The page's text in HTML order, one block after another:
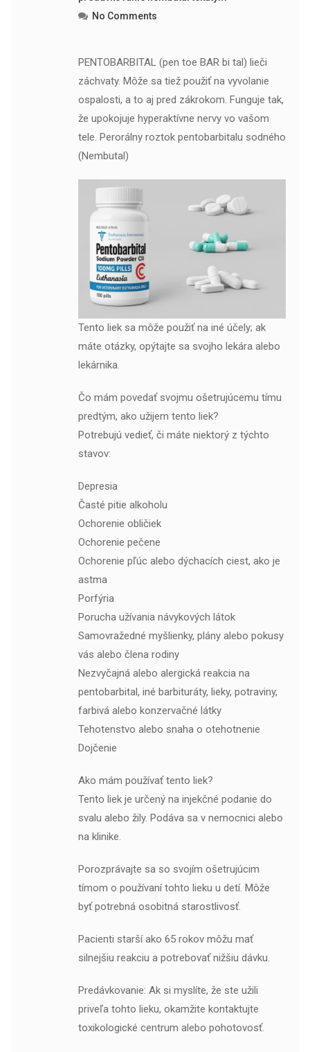
No Comments
PENTOBARBITAL (pen toe BAR bi tal) lieči
záchvaty. Môže sa tiež použiť na vyvolanie
ospalosti, a to aj pred zákrokom. Funguje tak,
že upokojuje hyperaktívne nervy vo vašom
tele. Perorálny roztok pentobarbitalu sodného
(Nembutal)
Tento liek sa môže použiť na iné účely; ak
máte otázky, opýtajte sa svojho lekára alebo
lekárnika.
Čo mám povedať svojmu ošetrujúcemu tímu
predtým, ako užijem tento liek?
Potrebujú vedieť, či máte niektorý z týchto
stavov:
Depresia
Časté pitie alkoholu
Ochorenie obličiek
Ochorenie pečene
Ochorenie pľúc alebo dýchacích ciest, ako je
astma
Porfýria
Porucha užívania návykových látok
Samovražedné myšlienky, plány alebo pokusy
vás alebo člena rodiny
Nezvyčajná alebo alergická reakcia na
pentobarbital, iné barbituráty, lieky, potraviny,
farbivá alebo konzervačné látky
Tehotenstvo alebo snaha o otehotnenie
Dojčenie
Ako mám používať tento liek?
Tento liek je určený na injekčné podanie do
svalu alebo žily. Podáva sa v nemocnici alebo
na klinike.
Porozprávajte sa so svojím ošetrujúcim
tímom o používaní tohto lieku u detí. Môže
byť potrebná osobitná starostlivosť.
Pacienti starší ako 65 rokov môžu mať
silnejšiu reakciu a potrebovať nižšiu dávku.
Predávkovanie: Ak si myslíte, že ste užili
priveľa tohto lieku, okamžite kontaktujte
toxikologické centrum alebo pohotovosť.